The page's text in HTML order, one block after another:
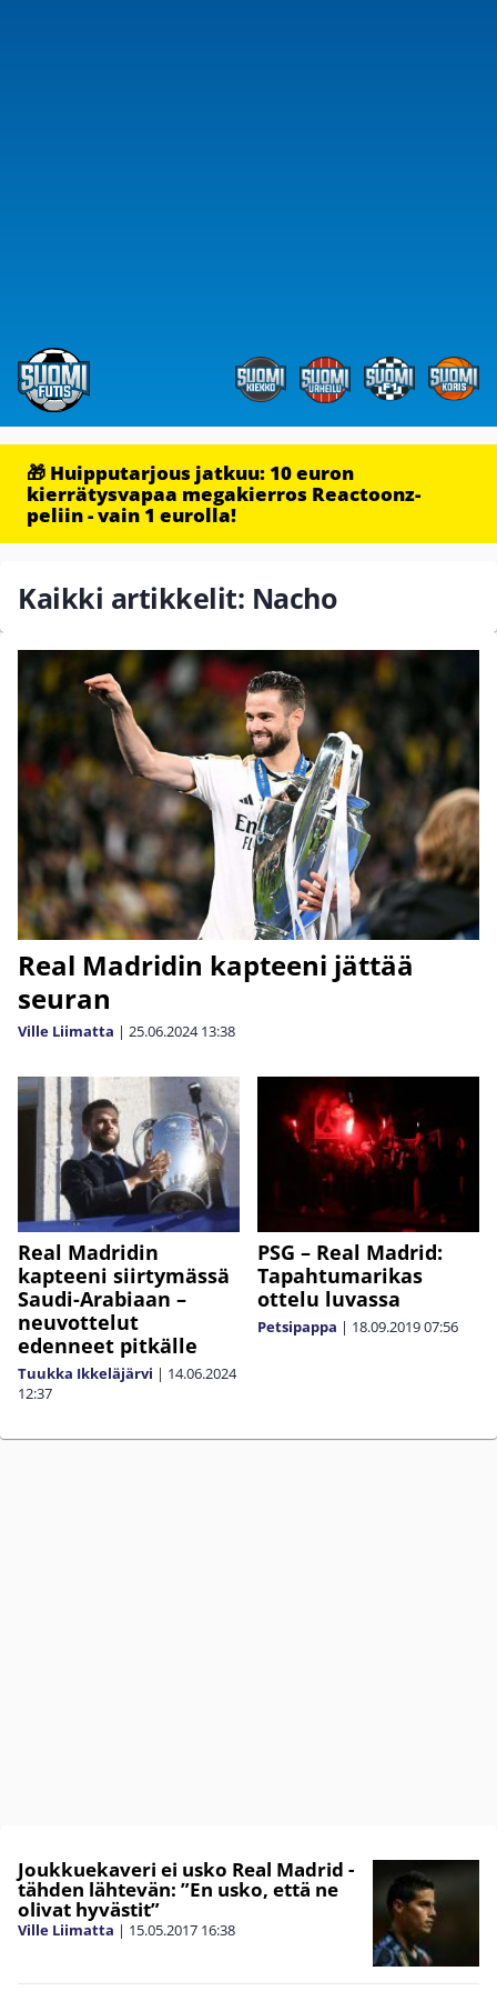
🎁 Huipputarjous jatkuu: 10 euron
kierrätysvapaa megakierros Reactoonz-
peliin - vain 1 eurolla!
Kaikki artikkelit: Nacho
Real Madridin kapteeni jättää
seuran
Ville Liimatta | 25.06.2024 13:38
Real Madridin
kapteeni siirtymässä
Saudi-Arabiaan –
neuvottelut
edenneet pitkälle
Tuukka Ikkeläjärvi | 14.06.2024
12:37
PSG – Real Madrid:
Tapahtumarikas
ottelu luvassa
Petsipappa | 18.09.201907:56
Joukkuekaveri ei usko Real Madrid -
tähden lähtevän: ”En usko, että ne
olivat hyvästit”
Ville Liimatta | 15.05.2017 16:38